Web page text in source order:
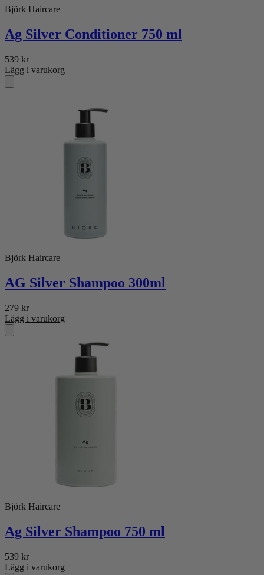
Björk Haircare
Ag Silver Conditioner 750 ml
539 kr
Lägg i varukorg
Björk Haircare
AG Silver Shampoo 300ml
279 kr
Lägg i varukorg
Björk Haircare
Ag Silver Shampoo 750 ml
539 kr
Lägg i varukorg